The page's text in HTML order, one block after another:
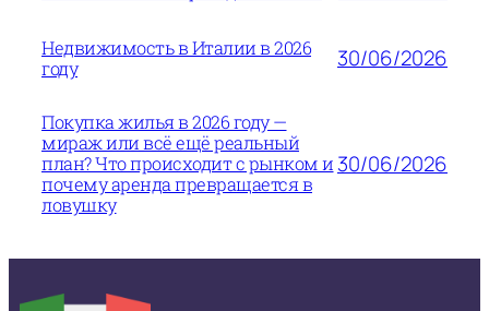
Недвижимость в Италии в 2026
году
30/06/2026
Покупка жилья в 2026 году —
мираж или всё ещё реальный
план? Что происходит с рынком и
почему аренда превращается в
ловушку
30/06/2026